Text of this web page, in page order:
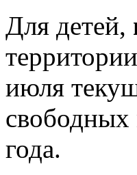
Для детей,
июля
свободных
года.